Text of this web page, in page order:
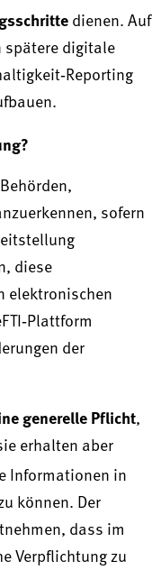
dienen. Auf
spätere digitale
sofern
diese
elektronischen
der
generelle Pflicht,
erhalten aber
Informationen in
können. Der
dass im
Verpflichtung zu